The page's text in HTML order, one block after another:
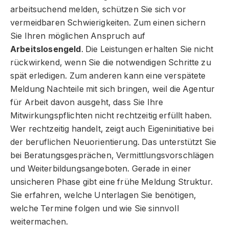
arbeitsuchend melden, schützen Sie sich vor
vermeidbaren Schwierigkeiten. Zum einen sichern
Sie Ihren möglichen Anspruch auf
Arbeitslosengeld. Die Leistungen erhalten Sie nicht
rückwirkend, wenn Sie die notwendigen Schritte zu
spät erledigen. Zum anderen kann eine verspätete
Meldung Nachteile mit sich bringen, weil die Agentur
für Arbeit davon ausgeht, dass Sie Ihre
Mitwirkungspflichten nicht rechtzeitig erfüllt haben.
Wer rechtzeitig handelt, zeigt auch Eigeninitiative bei
der beruflichen Neuorientierung. Das unterstützt Sie
bei Beratungsgesprächen, Vermittlungsvorschlägen
und Weiterbildungsangeboten. Gerade in einer
unsicheren Phase gibt eine frühe Meldung Struktur.
Sie erfahren, welche Unterlagen Sie benötigen,
welche Termine folgen und wie Sie sinnvoll
weitermachen.